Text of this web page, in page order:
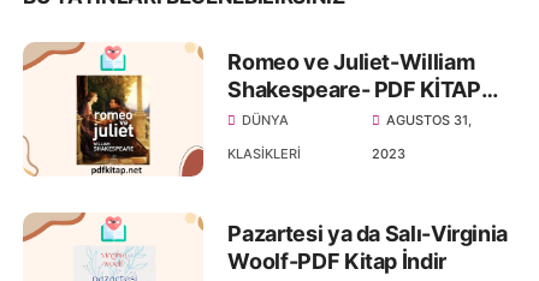
Romeo ve Juliet-William
Shakespeare- PDF KİTAP
İNDİR
DÜNYA
KLASIKLERI
AGUSTOS 31,
2023
Pazartesi ya da Salı-Virginia
Woolf-PDF Kitap İndir